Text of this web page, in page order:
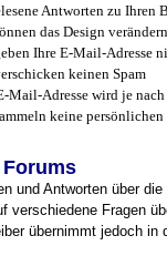
Antworten zu Ihren
das Design
Ihre E-Mail-Adresse
keinen Spam
Mail-Adresse wird je
keine
und Antworten über
verschiedene Fragen
übernimmt jedoch